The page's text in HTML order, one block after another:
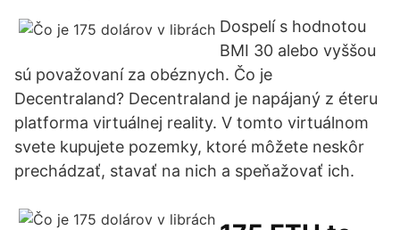
Dospelí s hodnotou
BMI 30 alebo vyššou
sú považovaní za obéznych. Čo je
Decentraland? Decentraland je napájaný z éteru
platforma virtuálnej reality. V tomto virtuálnom
svete kupujete pozemky, ktoré môžete neskôr
prechádzať, stavať na nich a speňažovať ich.